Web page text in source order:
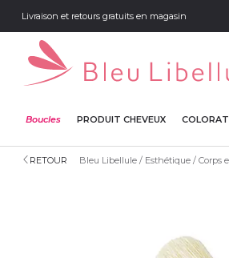
Livraison et retours gratuits en magasin
Boucles PRODUIT CHEVEUX
RETOUR Bleu Libellule Esthétique Corps